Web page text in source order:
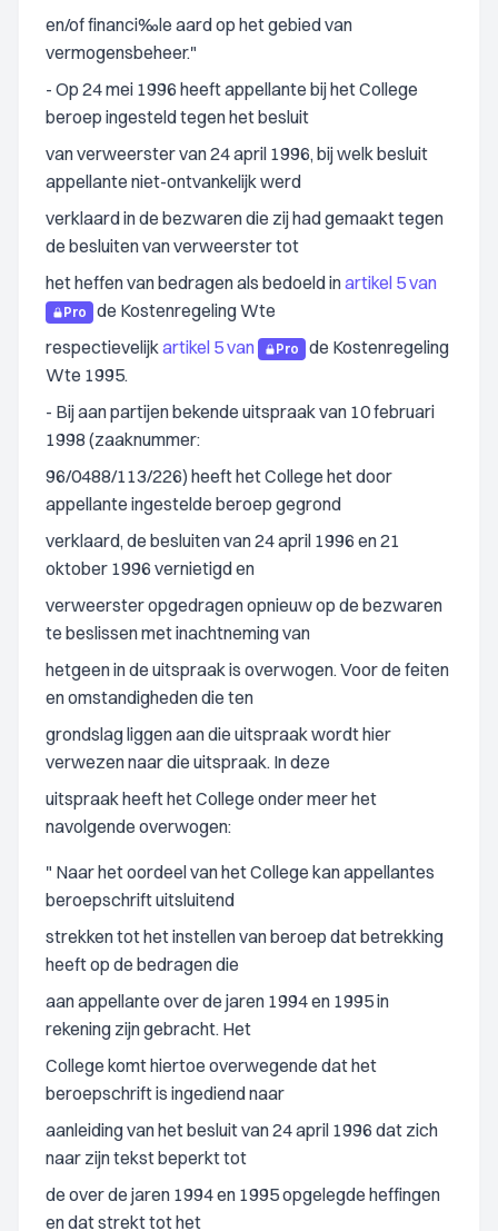
en/of financi‰le aard op het gebied van
vermogensbeheer."
- Op 24 mei 1996 heeft appellante bij het College
beroep ingesteld tegen het besluit
van verweerster van 24 april 1996, bij welk besluit
appellante niet-ontvankelijk werd
verklaard in de bezwaren die zij had gemaakt tegen
de besluiten van verweerster tot
het heffen van bedragen als bedoeld inartikel 5 van
Pro
de Kostenregeling Wte
respectievelijkartikel 5 van Pro
de Kostenregeling
Wte 1995.
- Bij aan partijen bekende uitspraak van 10 februari
1998 (zaaknummer:
96/0488/113/226) heeft het College het door
appellante ingestelde beroep gegrond
verklaard, de besluiten van 24 april 1996 en 21
oktober 1996 vernietigd en
verweerster opgedragen opnieuw op de bezwaren
te beslissen met inachtneming van
hetgeen in de uitspraak is overwogen. Voor de feiten
en omstandigheden die ten
grondslag liggen aan die uitspraak wordt hier
verwezen naar die uitspraak. In deze
uitspraak heeft het College onder meer het
navolgende overwogen:
" Naar het oordeel van het College kan appellantes
beroepschrift uitsluitend
strekken tot het instellen van beroep dat betrekking
heeft op de bedragen die
aan appellante over de jaren 1994 en 1995 in
rekening zijn gebracht. Het
College komt hiertoe overwegende dat het
beroepschrift is ingediend naar
aanleiding van het besluit van 24 april 1996 dat zich
naar zijn tekst beperkt tot
de over de jaren 1994 en 1995 opgelegde heffingen
en dat strekt tot het